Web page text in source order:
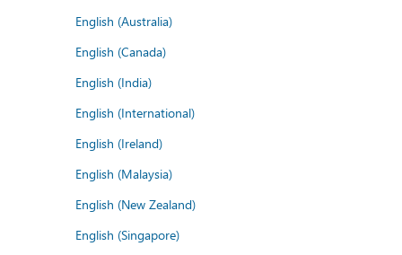
English (Australia)
English (Canada)
English (India)
English (International)
English (Ireland)
English (Malaysia)
English (New Zealand)
English (Singapore)